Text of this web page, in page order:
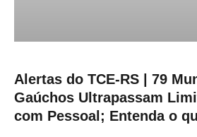
Alertas do TCE-RS | 79
Gaúchos Ultrapassam
com Pessoal; Entenda o